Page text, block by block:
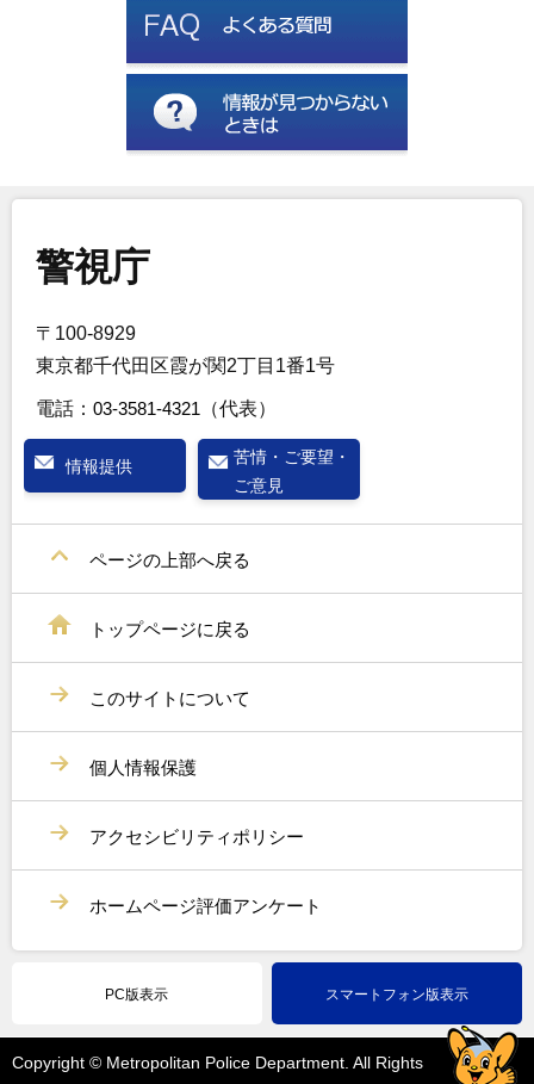
警視庁
〒100-8929
東京都千代田区霞が関2丁目1番1号
電話： 03-3581-4321 （代表）
情報提供
苦情・ご要望・
ご意見
ページの上部へ戻る
トップページに戻る
このサイトについて
個人情報保護
アクセシビリティポリシー
ホームページ評価アンケート
PC版表示 スマートフォン版表示
Copyright © Metropolitan Police Department. All Rights